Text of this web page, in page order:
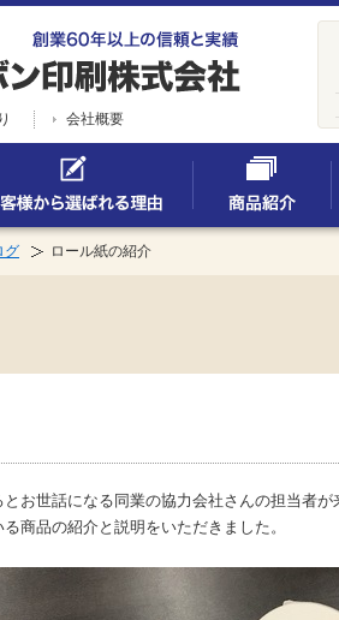
会社概要
グ ロール紙の紹介
お世話になる同業の協力会社さんの担当者が
商品の紹介と説明をいただきました。